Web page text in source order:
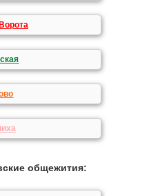
общежития: